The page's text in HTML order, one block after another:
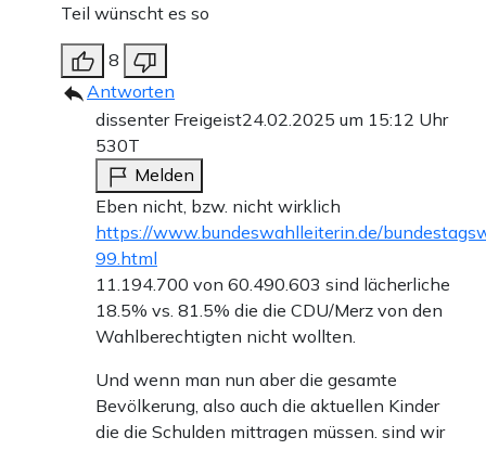
Teil wünscht es so
8
Antworten
dissenter Freigeist24.02.2025 um 15:12 Uhr
530T
Melden
Eben nicht, bzw. nicht wirklich
https://www.bundeswahlleiterin.de/
99.html
11.194.700 von 60.490.603 sind lächerliche
18.5% vs. 81.5% die die CDU/Merz von den
Wahlberechtigten nicht wollten.
Und wenn man nun aber die gesamte
Bevölkerung, also auch die aktuellen Kinder
die die Schulden mittragen müssen. sind wir